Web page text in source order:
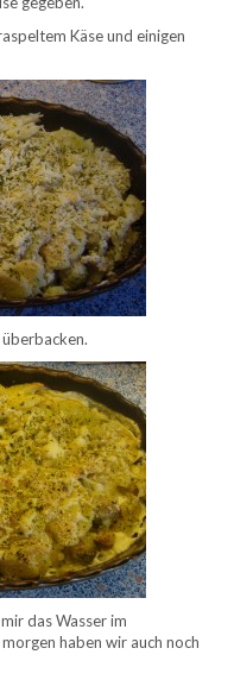
Käse und einigen
das Wasser im
haben wir auch noch